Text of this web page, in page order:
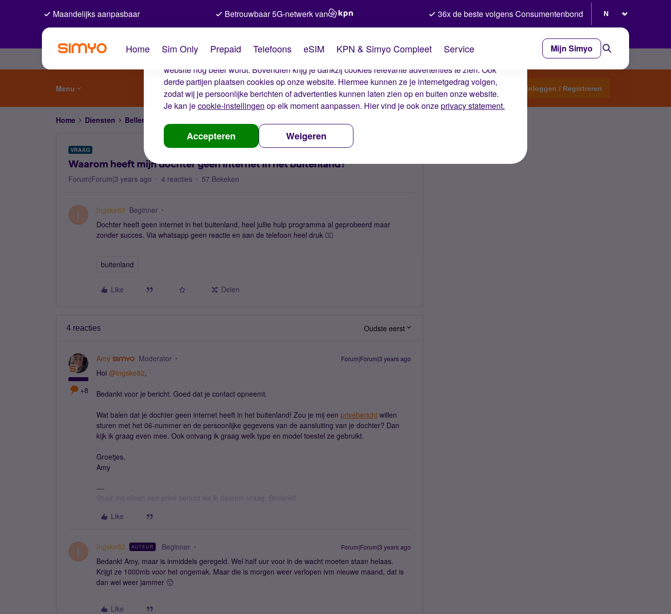
De cookies van Simyo
Wij gebruiken cookies op onze website. Met deze cookies zorgen wij ervoor dat je ervaring op de
website nog beter wordt. Bovendien krijg je dankzij cookies relevante advertenties te zien. Ook
derde partijen plaatsen cookies op onze website. Hiermee kunnen ze je internetgedrag volgen,
zodat wij je persoonlijke berichten of advertenties kunnen laten zien op en buiten onze website.
Je kan jecookie-instellingen op elk moment aanpassen. Hier vind je ook onzeprivacy statement.
Accepteren Weigeren
Maandelijks aanpasbaar Betrouwbaar 5G-netwerk van 36x de beste volgens Consumentenbond
Home Sim Only Prepaid Telefoons eSIM KPN & Simyo Compleet Service Mijn Simyo
Menu Start een topic Inloggen / Registreren
Home Diensten Bellen, sms'en, netwerk en nummerbehoud
VRAAG
Waarom heeft mijn dochter geen internet in het buitenland?
Forum|Forum|3 years ago 4 reacties 57 Bekeken
I Ingske82 Beginner
Dochter heeft geen internet in het buitenland, heel jullie hulp programma al geprobeerd maar
zonder succes. Via whatsapp geen reactie en aan de telefoon heel druk 😵‍💫
buitenland
Like Delen
4 reacties Oudste eerst
+8
Amy Moderator Forum|Forum|3 years ago
Hoi @Ingske82,
Bedankt voor je bericht. Goed dat je contact opneemt.
Wat balen dat je dochter geen internet heeft in het buitenland! Zou je mij een privébericht willen
sturen met het 06-nummer en de persoonlijke gegevens van de aansluiting van je dochter? Dan
kijk ik graag even mee. Ook ontvang ik graag welk type en model toestel ze gebruikt.
Groetjes,
Amy
Stuur mij alleen een privé bericht als ik daarom vraag. Bedankt!
Like
I Ingske82 AUTEUR Beginner Forum|Forum|3 years ago
Bedankt Amy, maar is inmiddels geregeld. Wel half uur voor in de wacht moeten staan helaas.
Krijgt ze 1000mb voor het ongemak. Maar die is morgen weer verlopen ivm nieuwe maand, dat is
dan wel weer jammer 🙁
Like